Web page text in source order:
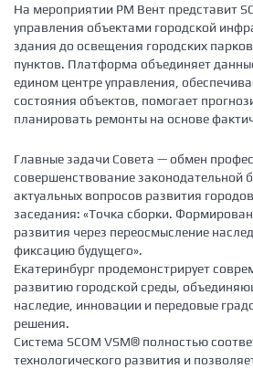
На мероприятии РМ Вент представит
управления объектами городской
здания до освещения городских
пунктов. Платформа объединяет
едином центре управления,
состояния объектов, помогает
планировать ремонты на основе
Главные задачи Совета — обмен
совершенствование законодательной
актуальных вопросов развития
заседания: «Точка сборки.
развития через переосмысление
фиксацию будущего».
Екатеринбург продемонстрирует
развитию городской среды,
наследие, инновации и передовые
решения.
Система SCOM VSM® полностью
технологического развития и